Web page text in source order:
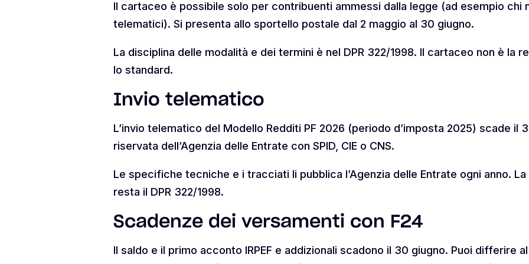
Il cartaceo è possibile solo per contribuenti ammessi dalla legge (ad esempio chi
telematici). Si presenta allo sportello postale dal 2 maggio al 30 giugno.
La disciplina delle modalità e dei termini è nel DPR 322/1998. Il cartaceo non è la
lo standard.
Invio telematico
L’invio telematico del Modello Redditi PF 2026 (periodo d’imposta 2025) scade il
riservata dell’Agenzia delle Entrate con SPID, CIE o CNS.
Le specifiche tecniche e i tracciati li pubblica l’Agenzia delle Entrate ogni anno.
resta il DPR 322/1998.
Scadenze dei versamenti con F24
Il saldo e il primo acconto IRPEF e addizionali scadono il 30 giugno. Puoi differire